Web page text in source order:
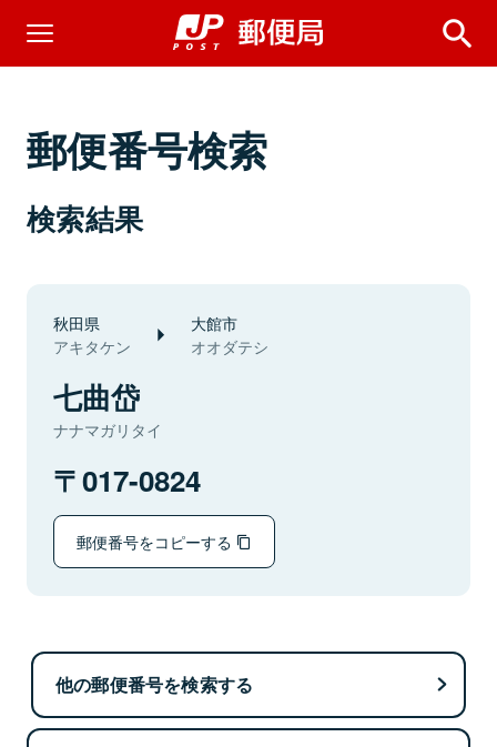
郵便番号検索
検索結果
秋田県
アキタケン
大館市
オオダテシ
七曲岱
ナナマガリタイ
017-0824
郵便番号をコピーする
他の郵便番号を検索する